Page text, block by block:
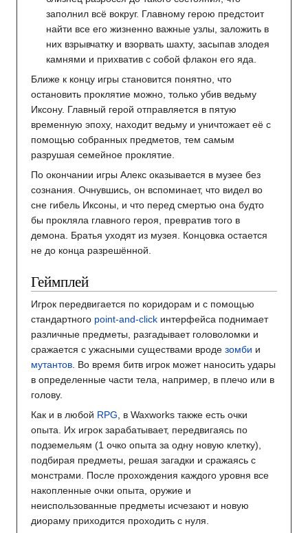
заполнил всё вокруг. Главному герою предстоит
найти все его жизненно важные узлы, заложить в
них взрывчатку и взорвать шахту, засыпав злодея
камнями и прихватив с собой флакон его яда.
Ближе к концу игры становится понятно, что
остановить проклятие можно, только убив ведьму
Иксону. Главный герой отправляется в пятую
временную эпоху, находит ведьму и уничтожает её с
помощью собранных предметов, тем самым
разрушая семейное проклятие.
По окончании игры Алекс оказывается в музее без
сознания. Очнувшись, он вспоминает, что видел во
сне гибель Иксоны, и что перед смертью она будто
бы прокляла главного героя, превратив того в
демона. Братья уходят из музея. Концовка остается
не до конца разрешённой.
Геймплей
Игрок передвигается по коридорам и с помощью
стандартного point-and-click интерфейса поднимает
различные предметы, разгадывает головоломки и
сражается с ужасными существами вроде зомби и
мутантов . Во время битв игрок может наносить удары
в определенные части тела, например, в плечо или в
голову.
Как и в любой RPG , в Waxworks также есть очки
опыта. Их игрок зарабатывает, передвигаясь по
подземельям (1 очко опыта за одну новую клетку),
подбирая предметы, решая загадки и сражаясь с
монстрами. После прохождения каждого уровня все
накопленные очки опыта, оружие и
неиспользованные предметы исчезают и новую
диораму приходится проходить с нуля.